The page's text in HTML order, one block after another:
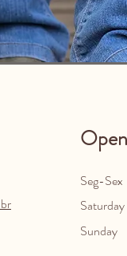
Seg-Sex
Saturday
​Sunday